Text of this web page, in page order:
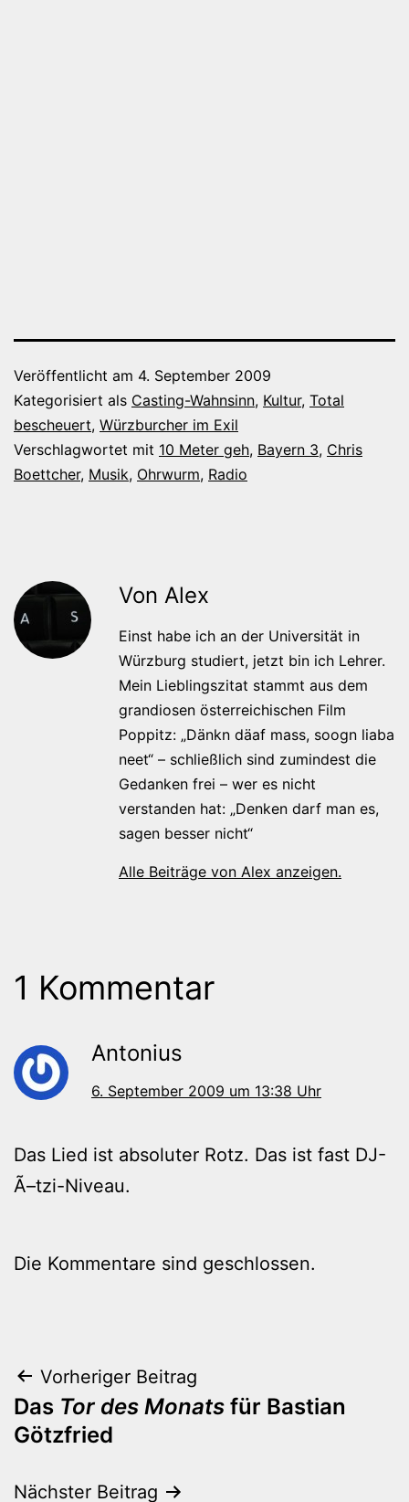
Veröffentlicht am 4. September 2009
Kategorisiert als Casting-Wahnsinn, Kultur, Total
bescheuert, Würzburcher im Exil
Verschlagwortet mit 10 Meter geh, Bayern 3, Chris
Boettcher, Musik, Ohrwurm, Radio
Von Alex
Einst habe ich an der Universität in
Würzburg studiert, jetzt bin ich Lehrer.
Mein Lieblingszitat stammt aus dem
grandiosen österreichischen Film
Poppitz: „Dänkn däaf mass, soogn liaba
neet“ – schließlich sind zumindest die
Gedanken frei – wer es nicht
verstanden hat: „Denken darf man es,
sagen besser nicht“
Alle Beiträge von Alex anzeigen.
1 Kommentar
Antonius
6. September 2009 um 13:38 Uhr
Das Lied ist absoluter Rotz. Das ist fast DJ-
Ã–tzi-Niveau.
Die Kommentare sind geschlossen.
Beitragsnavigation
Vorheriger Beitrag
Das Tor des Monats für Bastian
Götzfried
Nächster Beitrag